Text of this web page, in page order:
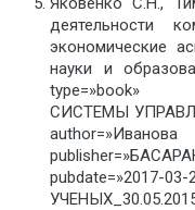
деятельности
экономические
науки и
type=»book»
СИСТЕМЫ
pubdate=»2017-